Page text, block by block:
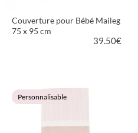
Couverture pour Bébé Maileg
75 x 95 cm
39.50€
VOIR LE PRODUIT
Personnalisable